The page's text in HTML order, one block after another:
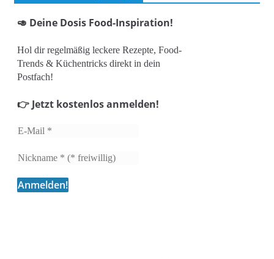
🥑 Deine Dosis Food-Inspiration!
Hol dir regelmäßig leckere Rezepte, Food-
Trends & Küchentricks direkt in dein
Postfach!
👉 Jetzt kostenlos anmelden!